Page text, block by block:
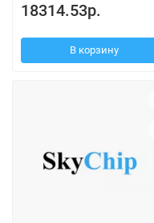
18314.53р.
В корзину